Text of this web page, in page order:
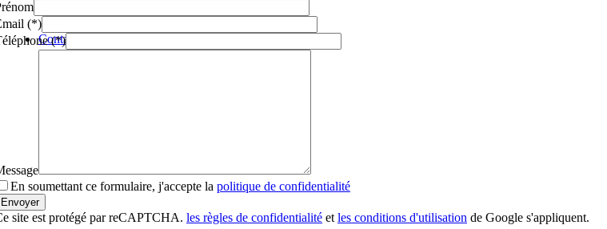
Contact
(*)
(*)
En soumettant ce formulaire, j'accepte la politique de confidentialité
site est protégé par reCAPTCHA. les règles de confidentialité et les conditions d'utilisation de Google s'appliquent.